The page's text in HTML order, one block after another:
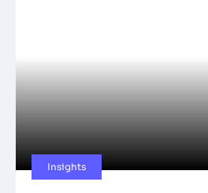
Insights